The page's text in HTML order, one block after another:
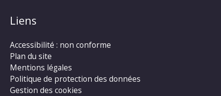
Liens
Accessibilité : non conforme
Plan du site
Mentions légales
Politique de protection des données
Gestion des cookies